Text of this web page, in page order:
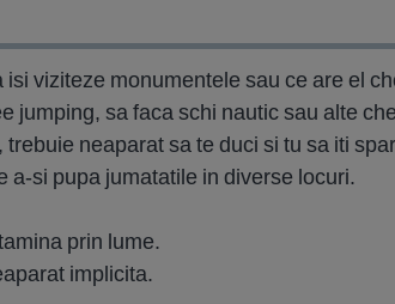
viziteze monumentele sau ce are el
jumping, sa faca schi nautic sau alte
neaparat sa te duci si tu sa iti
a-si pupa jumatatile in diverse locuri.
prin lume.
implicita.